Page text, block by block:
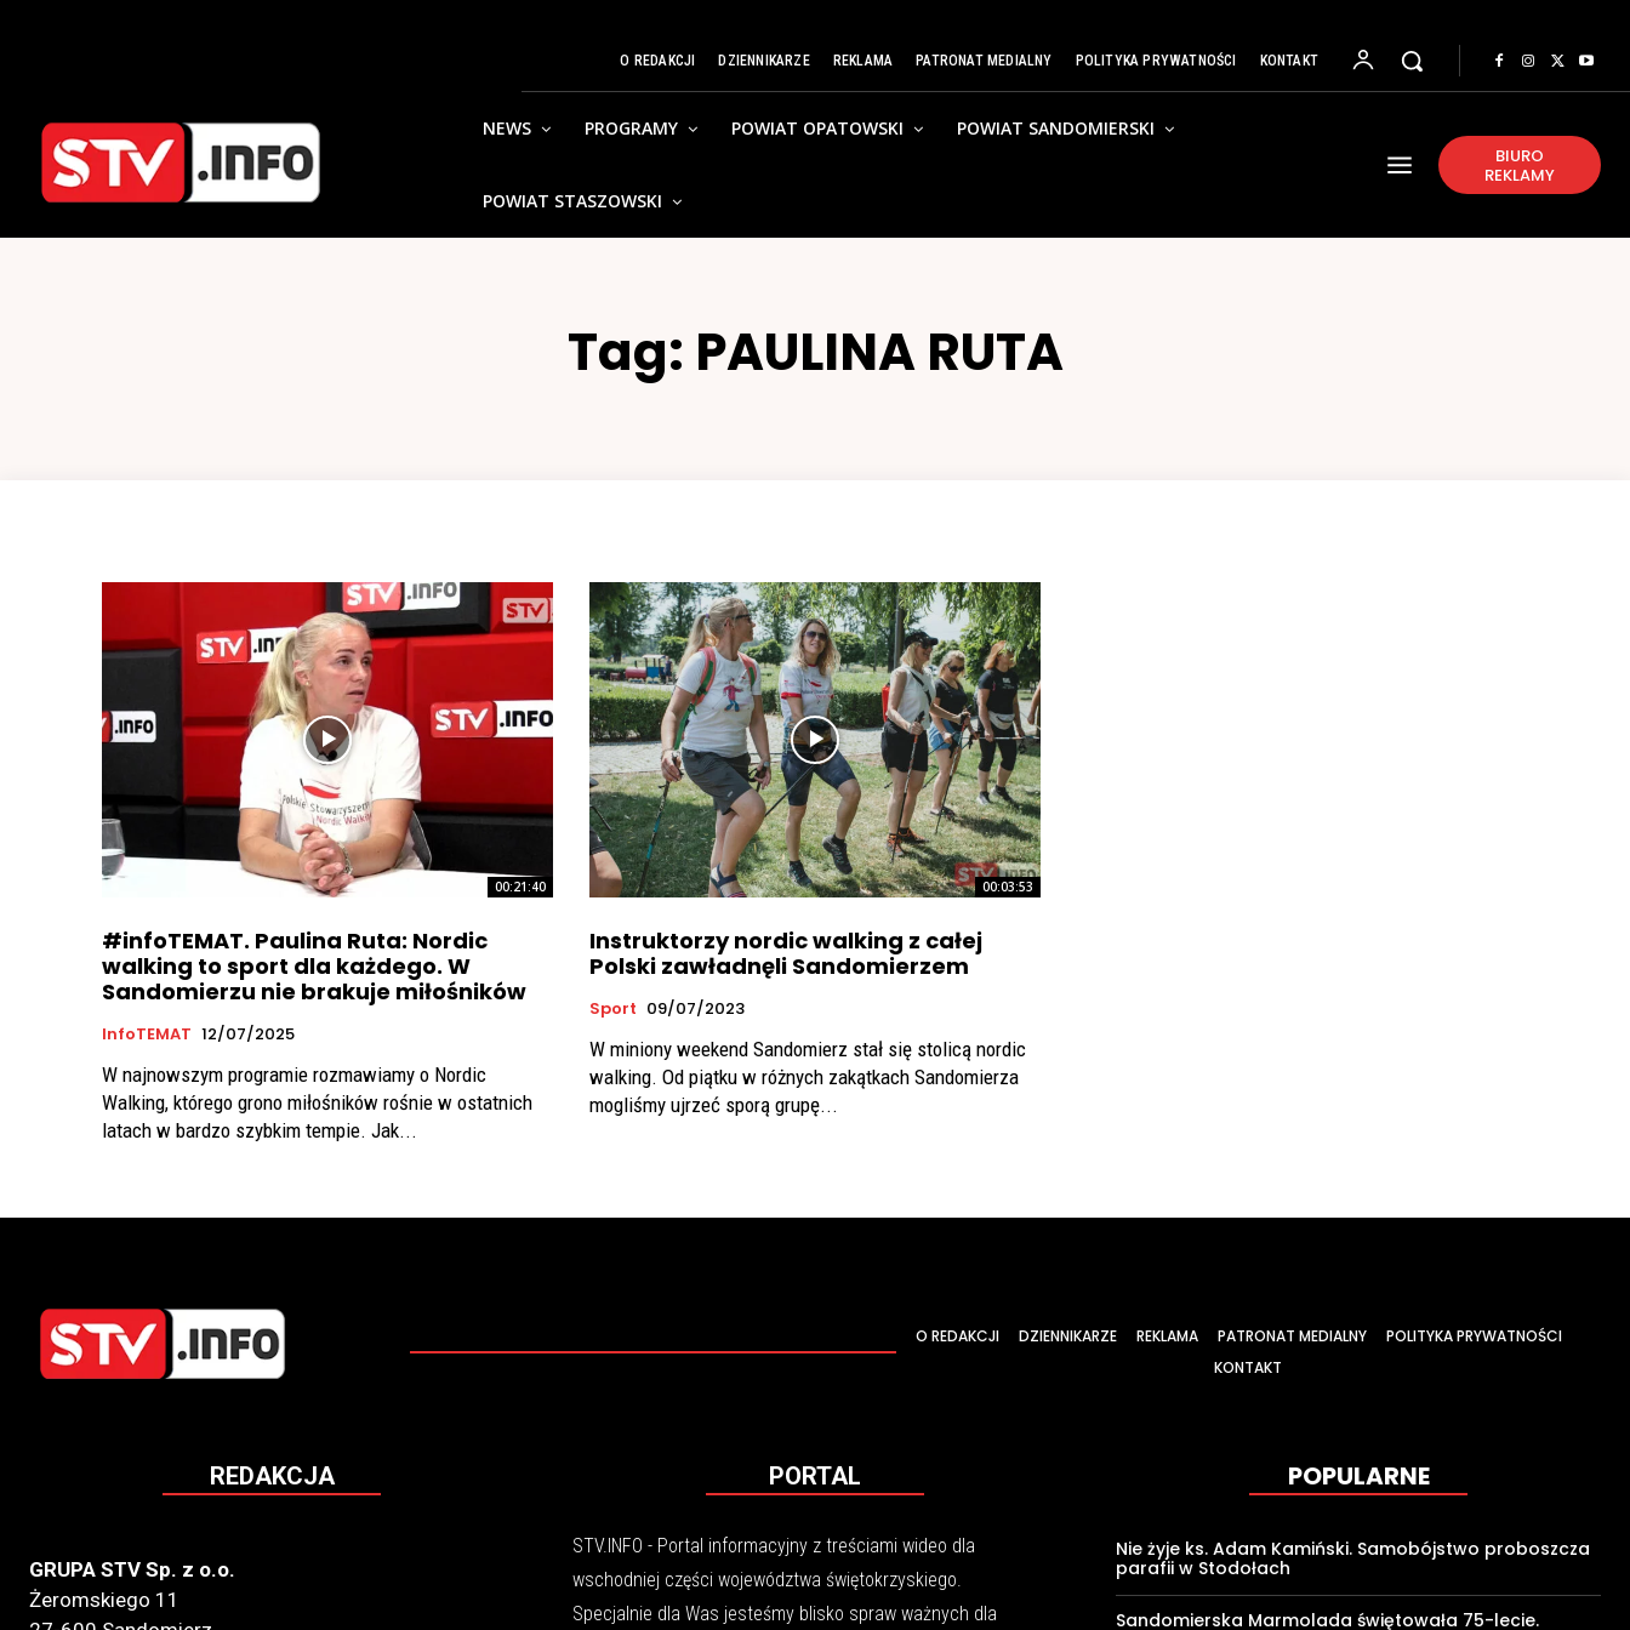
O REDAKCJI DZIENNIKARZE REKLAMA PATRONAT MEDIALNY POLITYKA PRYWATNOŚCI KONTAKT
NEWS PROGRAMY POWIAT OPATOWSKI POWIAT SANDOMIERSKI
POWIAT STASZOWSKI
BIURO
REKLAMY
Tag: PAULINA RUTA
00:21:40
#infoTEMAT. Paulina Ruta: Nordic
walking to sport dla każdego. W
Sandomierzu nie brakuje miłośników
InfoTEMAT 12/07/2025
W najnowszym programie rozmawiamy o Nordic
Walking, którego grono miłośników rośnie w ostatnich
latach w bardzo szybkim tempie. Jak...
00:03:53
Instruktorzy nordic walking z całej
Polski zawładnęli Sandomierzem
Sport 09/07/2023
W miniony weekend Sandomierz stał się stolicą nordic
walking. Od piątku w różnych zakątkach Sandomierza
mogliśmy ujrzeć sporą grupę...
O REDAKCJI DZIENNIKARZE REKLAMA PATRONAT MEDIALNY
POLITYKA PRYWATNOŚCI
KONTAKT
REDAKCJA
GRUPA STV Sp. z o.o.
Żeromskiego 11
PORTAL
STV.INFO - Portal informacyjny z treściami wideo dla
wschodniej części województwa świętokrzyskiego.
Specjalnie dla Was jesteśmy blisko spraw ważnych dla
POPULARNE
Nie żyje ks. Adam Kamiński. Samobójstwo proboszcza
parafii w Stodołach
Sandomierska Marmolada świętowała 75-lecie.